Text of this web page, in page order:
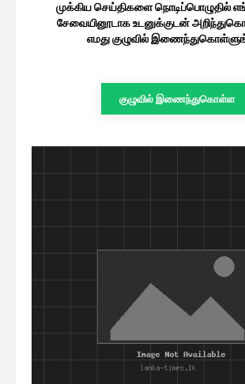
முக்கிய செய்திகளை நொடிப்பொழுதில்
சேவையினூடாக உடனுக்குடன்
எமது குழுவில்
குழுவில் இணைந்துகொள்ள